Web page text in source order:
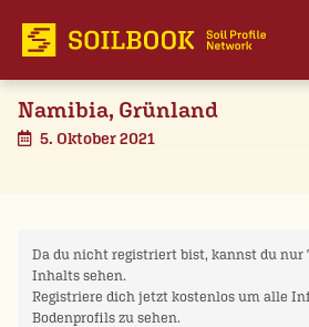
Namibia, Grünland
5. Oktober 2021
Da du nicht registriert bist, kannst du nur
Inhalts sehen.
Registriere dich jetzt kostenlos um alle
Bodenprofils zu sehen.